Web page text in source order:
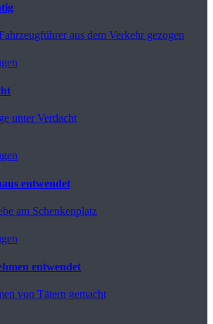
aus dem Verkehr gezogen
unter Verdacht
entwendet
am Schenkenplatz
entwendet
von Tätern gemacht